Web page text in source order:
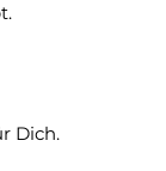
Dich.